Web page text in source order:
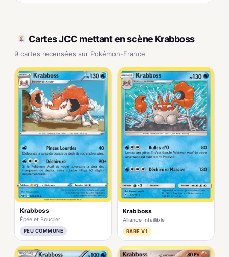
Cartes JCC mettant en scène Krabboss
9 cartes recensées sur Pokémon-France
Krabboss
Épée et Bouclier
PEU COMMUNE
Krabboss
Alliance Infaillible
RARE V1